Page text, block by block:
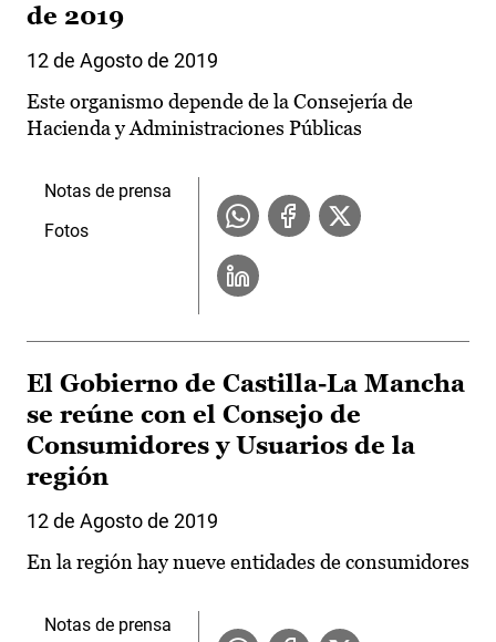
de 2019
12 de Agosto de 2019
Este organismo depende de la Consejería de
Hacienda y Administraciones Públicas
Notas de prensa
Fotos
El Gobierno de Castilla-La Mancha
se reúne con el Consejo de
Consumidores y Usuarios de la
región
12 de Agosto de 2019
En la región hay nueve entidades de consumidores
Notas de prensa